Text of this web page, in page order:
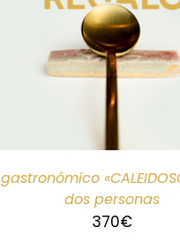
dos personas
370€